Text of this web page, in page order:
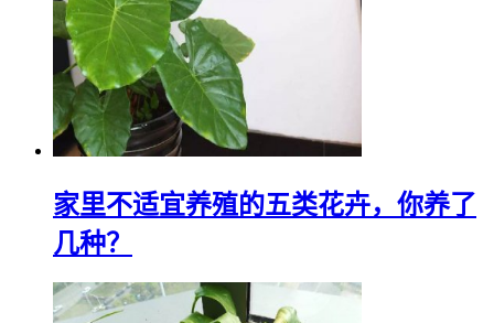
家里不适宜养殖的五类花卉，你养了
几种？